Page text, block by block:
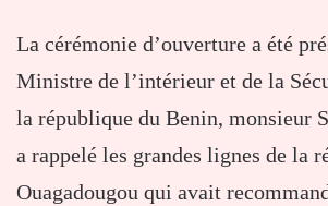
La cérémonie d’ouverture a été
Ministre de l’intérieur et de la
la république du Benin, monsieur
a rappelé les grandes lignes de la
Ouagadougou qui avait